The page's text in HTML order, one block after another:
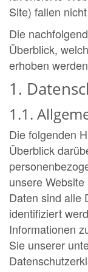
Site) fallen
Die
Überblick,
erhoben
1.
1.1.
Die folgenden
Überblick
unsere
Daten sind alle
identifiziert
Informationen
Sie unserer